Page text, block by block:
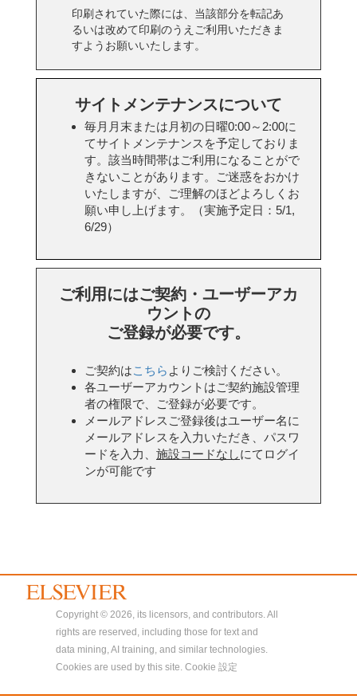
印刷されていた際には、当該部分を転記あ
るいは改めて印刷のうえご利用いただきま
すようお願いいたします。
サイトメンテナンスについて
毎月月末または月初の日曜0:00～2:00に
てサイトメンテナンスを予定しておりま
す。該当時間帯はご利用になることがで
きないことがあります。ご迷惑をおかけ
いたしますが、ご理解のほどよろしくお
願い申し上げます。（実施予定日：5/1,
6/29）
ご利用にはご契約・ユーザーアカ
ウントの
ご登録が必要です。
ご契約はこちら よりご検討ください。
各ユーザーアカウントはご契約施設管理
者の権限で、ご登録が必要です。
メールアドレスご登録後はユーザー名に
メールアドレスを入力いただき、パスワ
ードを入力、 施設コードなしにてログイ
ンが可能です
Copyright © 2026, its licensors, and contributors. All
rights are reserved, including those for text and
data mining, AI training, and similar technologies.
Cookies are used by this site. Cookie 設定